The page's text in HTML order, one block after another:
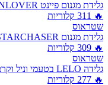
גלידת מגנום פיינט SUNLOVER בטעם קוקוס ומנגו
🔥
311 קלוריות
שטראוס
גלידת מגנום STARCHASER בטעם פופקורן וקרמל
🔥
309 קלוריות
שטראוס
גלידה LELO בטעמי וניל וקרמל מלוח
🔥
277 קלוריות